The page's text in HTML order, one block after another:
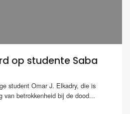
op studente Saba
student Omar J. Elkadry, die is
van betrokkenheid bij de dood...